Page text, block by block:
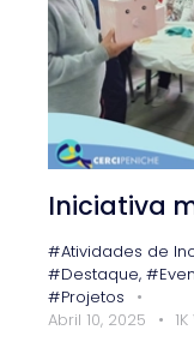
Iniciativa
#Atividades de
#Destaque,
#Projetos
Abril 10, 2025
1K